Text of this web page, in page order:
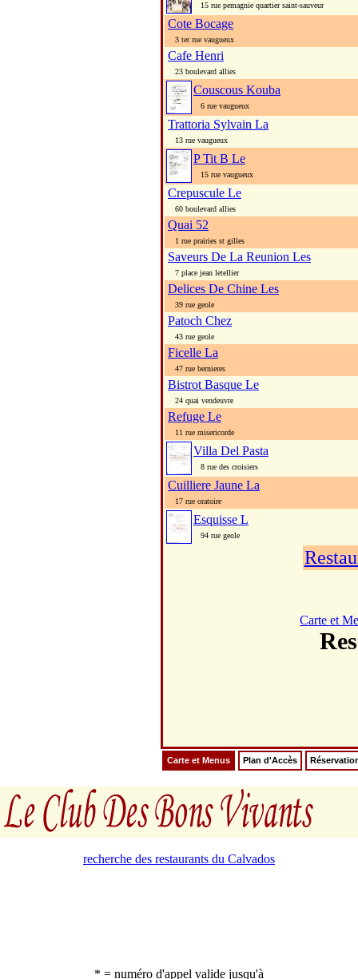
15 rue pemagnie quartier saint-sauveur
Cote Bocage
3 ter rue vaugueux
Cafe Henri
23 boulevard allies
Couscous Kouba
6 rue vaugueux
Trattoria Sylvain La
13 rue vaugueux
P Tit B Le
15 rue vaugueux
Crepuscule Le
60 boulevard allies
Quai 52
1 rue prairies st gilles
Saveurs De La Reunion Les
7 place jean letellier
Delices De Chine Les
39 rue geole
Patoch Chez
43 rue geole
Ficelle La
47 rue bernieres
Bistrot Basque Le
24 quai vendeuvre
Refuge Le
11 rue misericorde
Villa Del Pasta
8 rue des croisiers
Cuilliere Jaune La
17 rue oratoire
Esquisse L
94 rue geole
Carte et
Carte et Menus Plan d'Accès
recherche des restaurants du Calvados
* = numéro d'appel valide jusqu'à